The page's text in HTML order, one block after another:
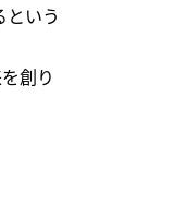
いう
創り